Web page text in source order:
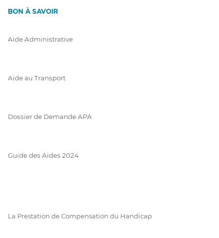
BON À SAVOIR
Aide Administrative
Aide au Transport
Dossier de Demande APA
Guide des Aides 2024
La Prestation de Compensation du Handicap